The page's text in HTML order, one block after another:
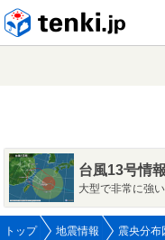
台風13号情報
大型で非常に強
トップ 地震情報 震央分布